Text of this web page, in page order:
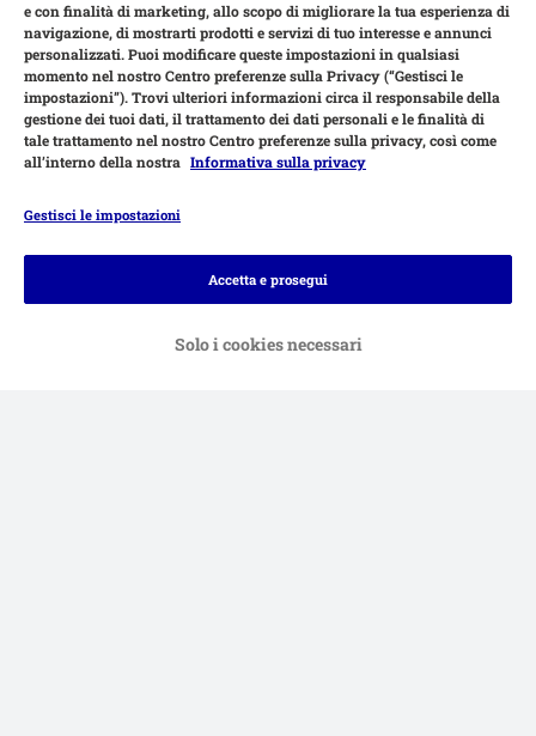
Modalità di pagamento
Bonifico. Contrassegno.
e con finalità di marketing, allo scopo di migliorare la tua esperienza di
navigazione, di mostrarti prodotti e servizi di tuo interesse e annunci
personalizzati. Puoi modificare queste impostazioni in qualsiasi
momento nel nostro Centro preferenze sulla Privacy (“Gestisci le
impostazioni”). Trovi ulteriori informazioni circa il responsabile della
gestione dei tuoi dati, il trattamento dei dati personali e le finalità di
tale trattamento nel nostro Centro preferenze sulla privacy, così come
all’interno della nostra Informativa sulla privacy
Gestisci le impostazioni
Solo i cookies necessari
Accetta e prosegui